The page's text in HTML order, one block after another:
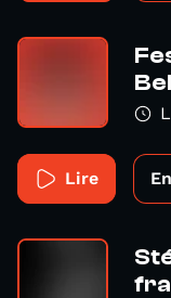
Lire